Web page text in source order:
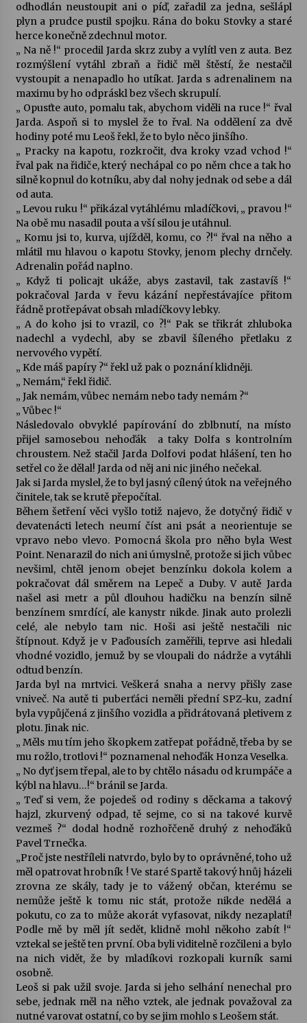
odhodlán neustoupit ani o píď, zařadil za jedna, sešlápl
plyn a prudce pustil spojku. Rána do boku Stovky a staré
herce konečně zdechnul motor.
„ Na ně !“ procedil Jarda skrz zuby a vylítl ven z auta. Bez
rozmýšlení vytáhl zbraň a řidič měl štěstí, že nestačil
vystoupit a nenapadlo ho utíkat. Jarda s adrenalinem na
maximu by ho odpráskl bez všech skrupulí.
„ Opusťte auto, pomalu tak, abychom viděli na ruce !“ řval
Jarda. Aspoň si to myslel že to řval. Na oddělení za dvě
hodiny poté mu Leoš řekl, že to bylo něco jinšího.
„ Pracky na kapotu, rozkročit, dva kroky vzad vchod !“
řval pak na řidiče, který nechápal co po něm chce a tak ho
silně kopnul do kotníku, aby dal nohy jednak od sebe a dál
od auta.
„ Levou ruku !“ přikázal vytáhlému mladíčkovi, „ pravou !“
Na obě mu nasadil pouta a vší silou je utáhnul.
„ Komu jsi to, kurva, ujížděl, komu, co ?!“ řval na něho a
mlátil mu hlavou o kapotu Stovky, jenom plechy drnčely.
Adrenalin pořád naplno.
„ Když ti policajt ukáže, abys zastavil, tak zastavíš !“
pokračoval Jarda v řevu kázání nepřestávajíce přitom
řádně protřepávat obsah mladíčkovy lebky.
„ A do koho jsi to vrazil, co ?!“ Pak se třikrát zhluboka
nadechl a vydechl, aby se zbavil šíleného přetlaku z
nervového vypětí.
„ Kde máš papíry ?“ řekl už pak o poznání klidněji.
„ Nemám,“ řekl řidič.
„ Jak nemám, vůbec nemám nebo tady nemám ?“
„ Vůbec !“
Následovalo obvyklé papírování do zblbnutí, na místo
přijel samosebou nehoďák a taky Dolfa s kontrolním
chroustem. Než stačil Jarda Dolfovi podat hlášení, ten ho
setřel co že dělal! Jarda od něj ani nic jiného nečekal.
Jak si Jarda myslel, že to byl jasný cílený útok na veřejného
činitele, tak se krutě přepočítal.
Během šetření věci vyšlo totiž najevo, že dotyčný řidič v
devatenácti letech neumí číst ani psát a neorientuje se
vpravo nebo vlevo. Pomocná škola pro něho byla West
Point. Nenarazil do nich ani úmyslně, protože si jich vůbec
nevšiml, chtěl jenom obejet benzínku dokola kolem a
pokračovat dál směrem na Lepeč a Duby. V autě Jarda
našel asi metr a půl dlouhou hadičku na benzín silně
benzínem smrdící, ale kanystr nikde. Jinak auto prolezli
celé, ale nebylo tam nic. Hoši asi ještě nestačili nic
štípnout. Když je v Paďousích zaměřili, teprve asi hledali
vhodné vozidlo, jemuž by se vloupali do nádrže a vytáhli
odtud benzín.
Jarda byl na mrtvici. Veškerá snaha a nervy přišly zase
vniveč. Na autě ti puberťáci neměli přední SPZ-ku, zadní
byla vypůjčená z jinšího vozidla a přidrátovaná pletivem z
plotu. Jinak nic.
„ Měls mu tím jeho škopkem zatřepat pořádně, třeba by se
mu rožlo, trotlovi !“ poznamenal nehoďák Honza Veselka.
„ No dyť jsem třepal, ale to by chtělo násadu od krumpáče a
kýbl na hlavu…!“ bránil se Jarda.
„ Teď si vem, že pojedeš od rodiny s děckama a takový
hajzl, zkurvený odpad, tě sejme, co si na takové kurvě
vezmeš ?“ dodal hodně rozhořčeně druhý z nehoďáků
Pavel Trnečka.
„Proč jste nestříleli natvrdo, bylo by to oprávněné, toho už
měl opatrovat hrobník ! Ve staré Spartě takový hnůj házeli
zrovna ze skály, tady je to vážený občan, kterému se
nemůže ještě k tomu nic stát, protože nikde nedělá a
pokutu, co za to může akorát vyfasovat, nikdy nezaplatí!
Podle mě by měl jít sedět, klidně mohl někoho zabít !“
vztekal se ještě ten první. Oba byli viditelně rozčileni a bylo
na nich vidět, že by mladíkovi rozkopali kurník sami
osobně.
Leoš si pak užil svoje. Jarda si jeho selhání nenechal pro
sebe, jednak měl na něho vztek, ale jednak považoval za
nutné varovat ostatní, co by se jim mohlo s Leošem stát.